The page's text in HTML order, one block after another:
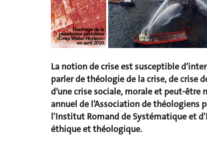
La notion de crise est susceptible
parler de théologie de la crise, de crise
d’une crise sociale, morale et peut-être
annuel de l’Association de théologiens
l'Institut Romand de Systématique et
éthique et théologique.